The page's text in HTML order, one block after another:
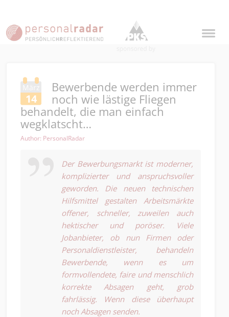
März
14
Bewerbende werden immer
noch wie lästige Fliegen
behandelt, die man einfach
wegklatscht…
Author: PersonalRadar
Der Bewerbungsmarkt ist moderner,
komplizierter und anspruchsvoller
geworden. Die neuen technischen
Hilfsmittel gestalten Arbeitsmärkte
offener, schneller, zuweilen auch
hektischer und poröser. Viele
Jobanbieter, ob nun Firmen oder
Personaldienstleister, behandeln
Bewerbende, wenn es um
formvollendete, faire und menschlich
korrekte Absagen geht, grob
fahrlässig. Wenn diese überhaupt
noch Absagen senden.